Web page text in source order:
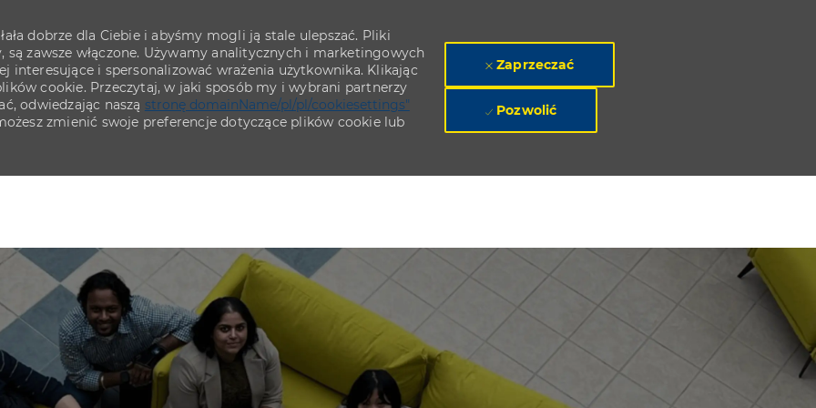
dobrze dla Ciebie i abyśmy mogli ją stale ulepszać. Pliki
zawsze włączone. Używamy analitycznych i marketingowych
interesujące i spersonalizować wrażenia użytkownika. Klikając
cookie. Przeczytaj, w jaki sposób my i wybrani partnerzy
odwiedzając naszą stronę domainName/pl/pl/cookiesettings"
zmienić swoje preferencje dotyczące plików cookie lub
Zaprzeczać
Pozwolić